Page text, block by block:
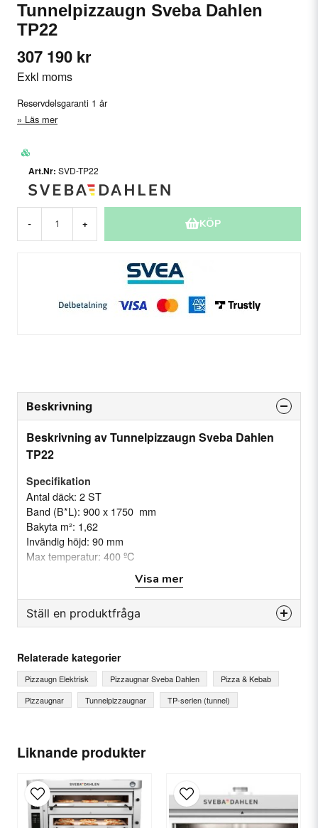
Tunnelpizzaugn Sveba Dahlen
TP22
307 190 kr
Exkl moms
Reservdelsgaranti 1 år
Läs mer
SVD-TP22
- + KÖP
Liknande produkter
Beskrivning
Beskrivning av Tunnelpizzaugn Sveba Dahlen
TP22
Specifikation
Antal däck: 2 ST
Band (B*L): 900 x 1750 mm
Bakyta m²: 1,62
Invändig höjd: 90 mm
Max temperatur: 400 ºC
Effekt: 36 kW Vikt: 475 kg
Produktblad
Visa mer
Ställ en produktfråga
Fråga oss något om denna produkten...
email
E-postadress
Relaterade kategorier
Pizzaugn Elektrisk Pizzaugnar Sveba Dahlen
Pizza & Kebab
Pizzaugnar
Tunnelpizzaugnar TP-serien (tunnel)